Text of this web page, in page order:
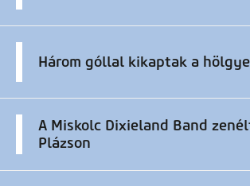
Három góllal kikaptak a
A Miskolc Dixieland Band
Plázson